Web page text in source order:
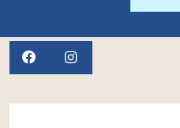
FACEBOOK